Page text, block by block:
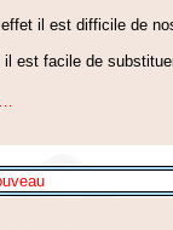
il est difficile de
il est facile de